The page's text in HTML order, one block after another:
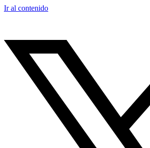
Ir al contenido